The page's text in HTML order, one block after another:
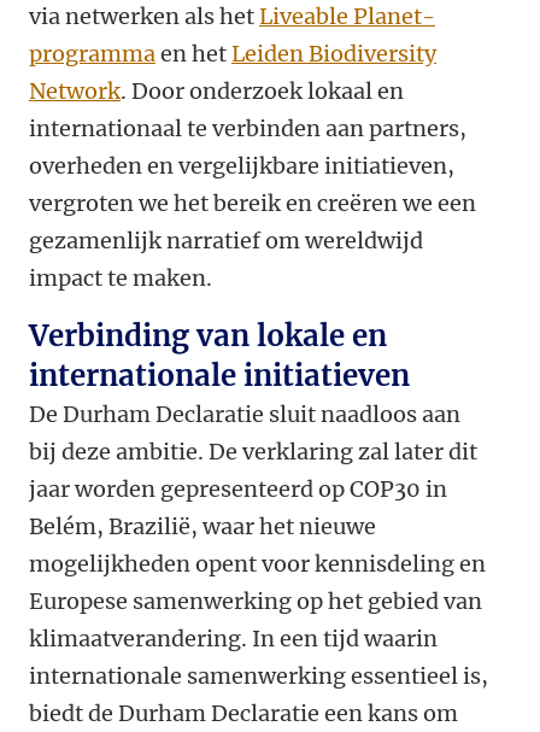
via netwerken als hetLiveable Planet-
programmaen hetLeiden Biodiversity
Network. Door onderzoek lokaal en
internationaal te verbinden aan partners,
overheden en vergelijkbare initiatieven,
vergroten we het bereik en creëren we een
gezamenlijk narratief om wereldwijd
impact te maken.
Verbinding van lokale en
internationale initiatieven
De Durham Declaratie sluit naadloos aan
bij deze ambitie. De verklaring zal later dit
jaar worden gepresenteerd op COP30 in
Belém, Brazilië, waar het nieuwe
mogelijkheden opent voor kennisdeling en
Europese samenwerking op het gebied van
klimaatverandering. In een tijd waarin
internationale samenwerking essentieel is,
biedt de Durham Declaratie een kans om